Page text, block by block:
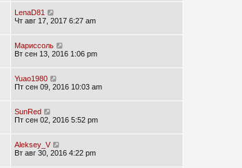
LenaD81
Чт авг 17, 2017 6:27 am
Мариссоль
Вт сен 13, 2016 1:06 pm
Yuao1980
Пт сен 09, 2016 10:03 am
SunRed
Пт сен 02, 2016 5:52 pm
Aleksey_V
Вт авг 30, 2016 4:22 pm